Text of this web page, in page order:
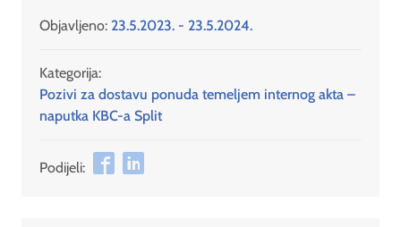
Objavljeno: 23.5.2023. - 23.5.2024.
Kategorija:
Pozivi za dostavu ponuda temeljem internog akta –
naputka KBC-a Split
Podijeli: